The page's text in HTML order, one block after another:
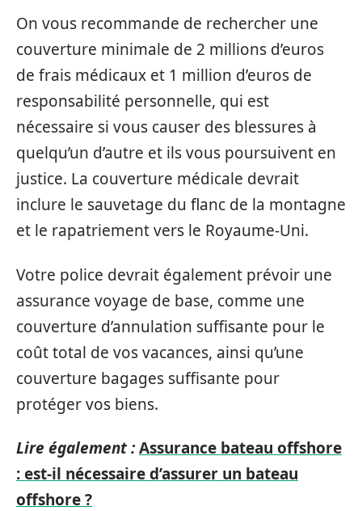
On vous recommande de rechercher une
couverture minimale de 2 millions d’euros
de frais médicaux et 1 million d’euros de
responsabilité personnelle, qui est
nécessaire si vous causer des blessures à
quelqu’un d’autre et ils vous poursuivent en
justice. La couverture médicale devrait
inclure le sauvetage du flanc de la montagne
et le rapatriement vers le Royaume-Uni.
Votre police devrait également prévoir une
assurance voyage de base, comme une
couverture d’annulation suffisante pour le
coût total de vos vacances, ainsi qu’une
couverture bagages suffisante pour
protéger vos biens.
Lire également :Assurance bateau offshore
: est-il nécessaire d’assurer un bateau
offshore ?